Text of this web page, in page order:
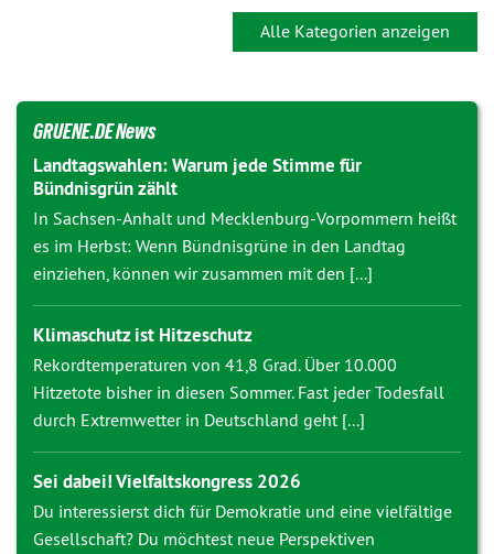
Alle Kategorien anzeigen
GRUENE.DE News
Landtagswahlen: Warum jede Stimme für
Bündnisgrün zählt
In Sachsen-Anhalt und Mecklenburg-Vorpommern heißt
es im Herbst: Wenn Bündnisgrüne in den Landtag
einziehen, können wir zusammen mit den [...]
Klimaschutz ist Hitzeschutz
Rekordtemperaturen von 41,8 Grad. Über 10.000
Hitzetote bisher in diesen Sommer. Fast jeder Todesfall
durch Extremwetter in Deutschland geht [...]
Sei dabei! Vielfaltskongress 2026
Du interessierst dich für Demokratie und eine vielfältige
Gesellschaft? Du möchtest neue Perspektiven